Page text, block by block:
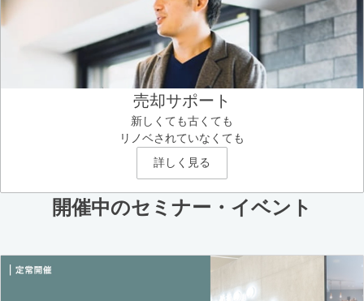
売却サポート
新しくても古くても
リノベされていなくても
詳しく見る
開催中のセミナー・イベント